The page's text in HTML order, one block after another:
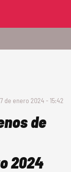
7 de enero 2024 - 15:42
de
2024